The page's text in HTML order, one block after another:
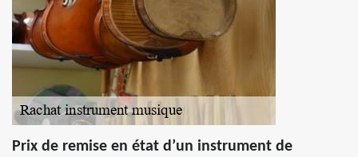
Prix de remise en état d’un instrument de